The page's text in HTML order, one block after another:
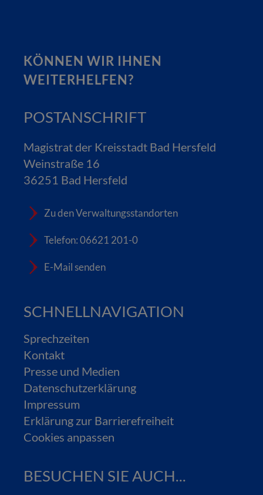
KÖNNEN WIR IHNEN
WEITERHELFEN?
POSTANSCHRIFT
Magistrat der Kreisstadt Bad Hersfeld
Weinstraße 16
36251 Bad Hersfeld
Zu den Verwaltungsstandorten
Telefon: 06621 201-0
E-Mail senden
SCHNELLNAVIGATION
Sprechzeiten
Kontakt
Presse und Medien
Datenschutzerklärung
Impressum
Erklärung zur Barrierefreiheit
Cookies anpassen
BESUCHEN SIE AUCH...